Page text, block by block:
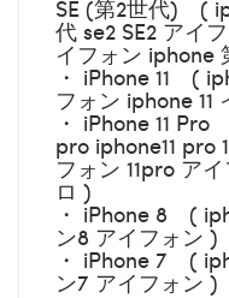
SE (第2世代) (
代 se2 SE2 アイ
イフォン iphone
・ iPhone 11 (
フォン iphone 11
・ iPhone 11
pro iphone11 pro
フォン 11pro ア
ロ )
・ iPhone 8 (
ン8 アイフォン )
・ iPhone 7 (
ン7 アイフォン )